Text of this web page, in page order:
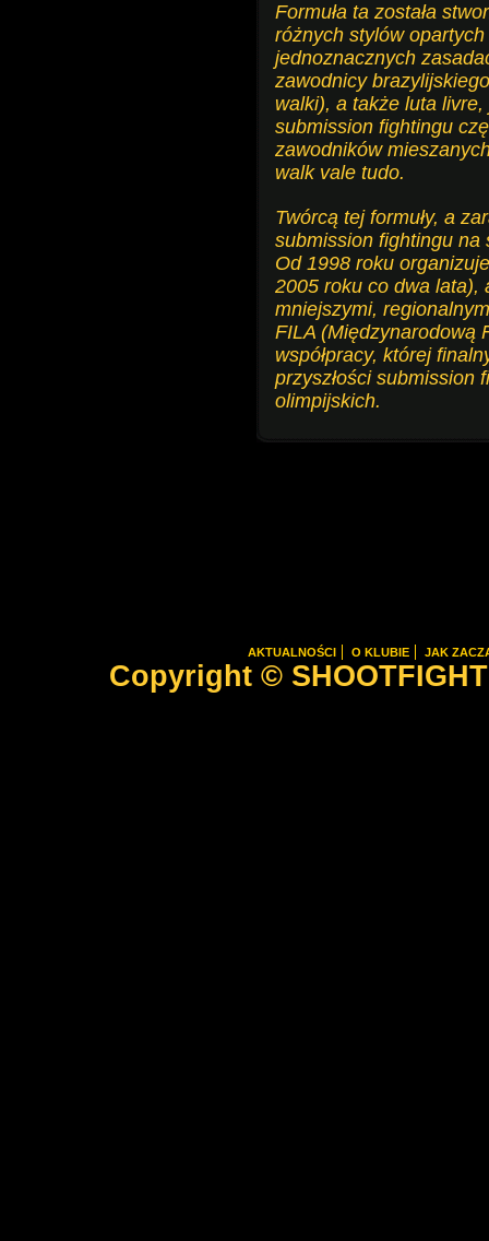
Formuła ta została
różnych stylów
jednoznacznych
zawodnicy
walki), a także luta
submission fightingu
zawodników
walk vale tudo.
Twórcą tej formuły, a
submission fightingu na
Od 1998 roku
2005 roku co dwa lata),
mniejszymi,
FILA (Międzynarodową
współpracy, której
przyszłości submission
olimpijskich.
AKTUALNOŚCI O KLUBIE JAK
Copyright ©